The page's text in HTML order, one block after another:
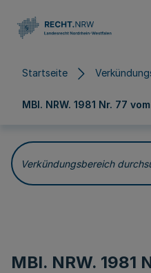
Startseite
MBl. NRW. 1981 Nr. 77 vom
Verkündungsbereich
MBl. NRW. 1981